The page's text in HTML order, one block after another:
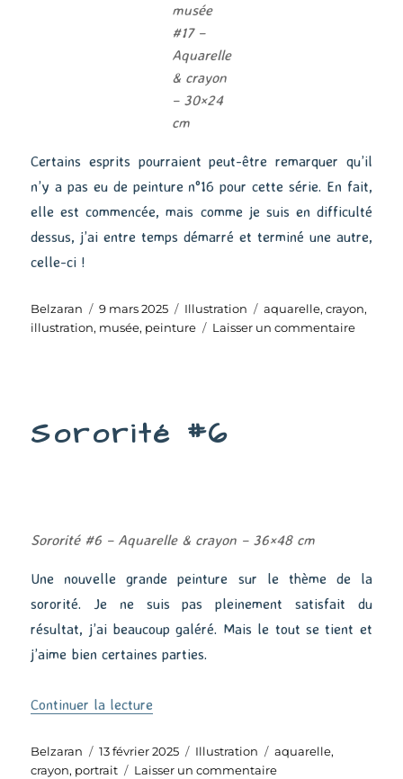
musée
#17 –
Aquarelle
& crayon
– 30×24
cm
Certains esprits pourraient peut-être remarquer qu’il
n’y a pas eu de peinture n°16 pour cette série. En fait,
elle est commencée, mais comme je suis en difficulté
dessus, j’ai entre temps démarré et terminé une autre,
celle-ci !
Auteur
Belzaran
Publié
le
9 mars 2025 Catégories
Illustration Étiquettes
aquarelle,crayon,
illustration, musée, peinture Laisser un commentairesur
Sororité #6
Sororité #6 – Aquarelle & crayon – 36×48 cm
Une nouvelle grande peinture sur le thème de la
sororité. Je ne suis pas pleinement satisfait du
résultat, j’ai beaucoup galéré. Mais le tout se tient et
j’aime bien certaines parties.
Continuer la lecture
Auteur
Belzaran
Publié
le
13 février 2025 Catégories
Illustration Étiquettes
aquarelle,
crayon, portrait Laisser un commentairesur